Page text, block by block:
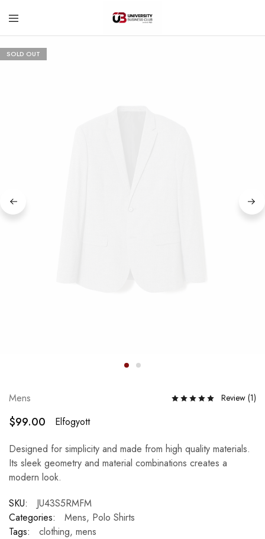
University
SOLD OUT
Mens Review (1)
$99.00
Elfogyott
Designed for simplicity and made from high quality materials.
Its sleek geometry and material combinations creates a
modern look.
SKU:
JU43S5RMFM
Categories:
Mens, Polo Shirts
Tags:
clothing, mens